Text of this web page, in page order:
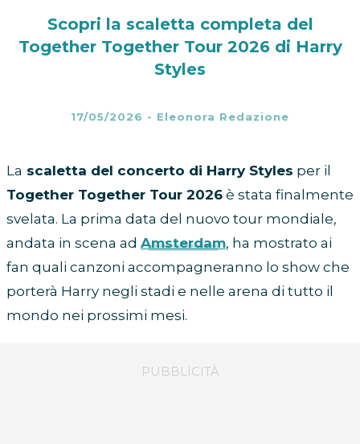
Scopri la scaletta completa del
Together Together Tour 2026 di Harry
Styles
17/05/2026 - Eleonora Redazione
La scaletta del concerto di Harry Styles per il
Together Together Tour 2026 è stata finalmente
svelata. La prima data del nuovo tour mondiale,
andata in scena ad Amsterdam, ha mostrato ai
fan quali canzoni accompagneranno lo show che
porterà Harry negli stadi e nelle arena di tutto il
mondo nei prossimi mesi.